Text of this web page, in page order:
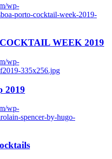
wp-
porto-cocktail-week-2019-
WEEK 2019
wp-
335x256.jpg
2019
wp-
spencer-by-hugo-